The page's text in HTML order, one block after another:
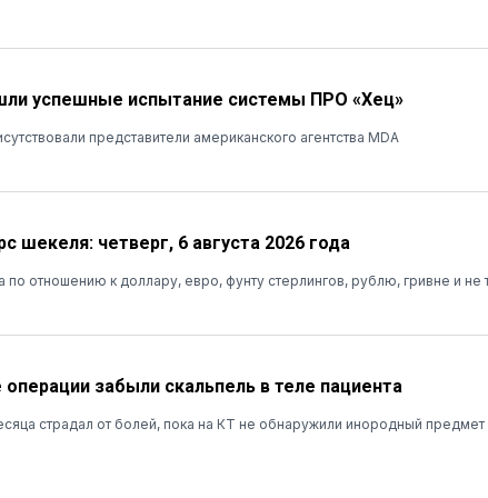
успешные испытание системы ПРО «Хец»
представители американского агентства MDA
шекеля: четверг, 6 августа 2026 года
по отношению к доллару, евро, фунту стерлингов, рублю, гривне и не
операции забыли скальпель в теле пациента
страдал от болей, пока на КТ не обнаружили инородный предмет